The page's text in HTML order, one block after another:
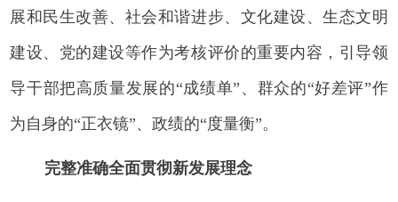
展和民生改善、社会和谐进步、文化建设、生态文明
建设、党的建设等作为考核评价的重要内容，引导领
导干部把高质量发展的“成绩单”、群众的“好差评”作
为自身的“正衣镜”、政绩的“度量衡”。
完整准确全面贯彻新发展理念